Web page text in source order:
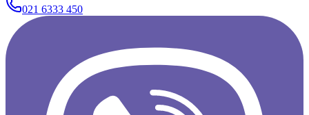
021 6333 450